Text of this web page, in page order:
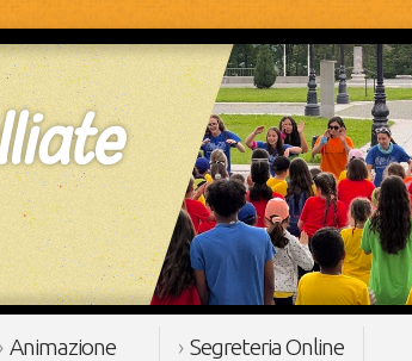
Animazione Segreteria Online